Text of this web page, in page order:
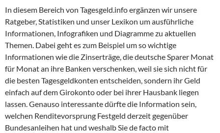
In diesem Bereich von Tagesgeld.info ergänzen wir unsere
Ratgeber, Statistiken und unser Lexikon um ausführliche
Informationen, Infografiken und Diagramme zu aktuellen
Themen. Dabei geht es zum Beispiel um so wichtige
Informationen wie die Zinserträge, die deutsche Sparer Monat
für Monat an ihre Banken verschenken, weil sie sich nicht für
die besten Tagesgeldkonten entscheiden, sondern ihr Geld
einfach auf dem Girokonto oder bei ihrer Hausbank liegen
lassen. Genauso interessante dürfte die Information sein,
welchen Renditevorsprung Festgeld derzeit gegenüber
Bundesanleihen hat und weshalb Sie de facto mit